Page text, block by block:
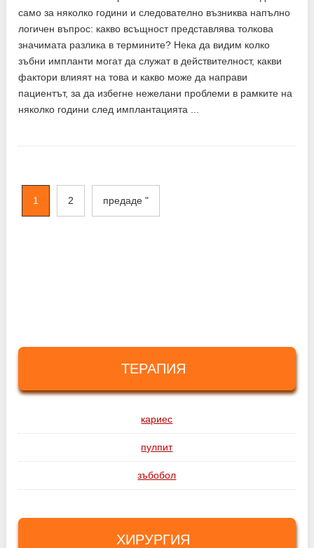
само за няколко години и следователно възниква напълно
логичен въпрос: какво всъщност представлява толкова
значимата разлика в термините? Нека да видим колко
зъбни импланти могат да служат в действителност, какви
фактори влияят на това и какво може да направи
пациентът, за да избегне нежелани проблеми в рамките на
няколко години след имплантацията ...
1 2 предаде "
ТЕРАПИЯ
кариес
пулпит
зъбобол
ХИРУРГИЯ